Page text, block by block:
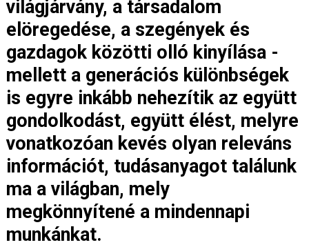
világjárvány, a társadalom
elöregedése, a szegények és
gazdagok közötti olló kinyílása -
mellett a generációs különbségek
is egyre inkább nehezítik az együtt
gondolkodást, együtt élést, melyre
vonatkozóan kevés olyan releváns
információt, tudásanyagot találunk
ma a világban, mely
megkönnyítené a mindennapi
munkánkat.